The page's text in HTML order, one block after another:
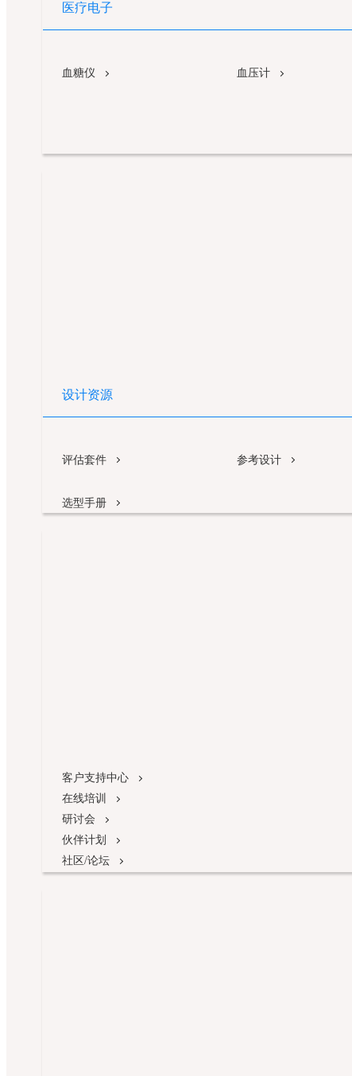
医疗电子
血糖仪 血压计
设计资源
评估套件 参考设计
选型手册
客户支持中心
在线培训
研讨会
伙伴计划
社区/论坛